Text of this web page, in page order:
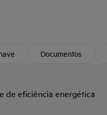
Documentos
de eficiência energética